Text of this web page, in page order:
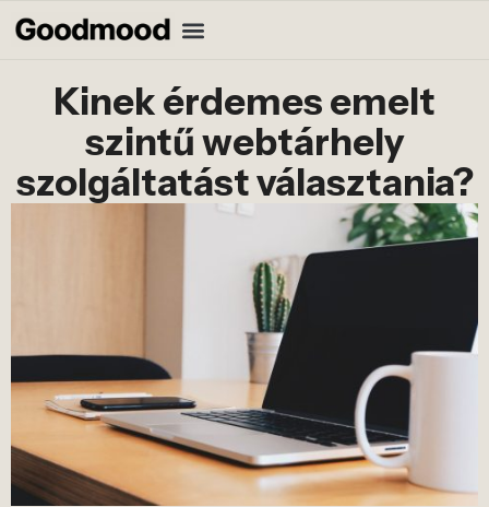
Kinek érdemes emelt
szintű webtárhely
szolgáltatást választania?